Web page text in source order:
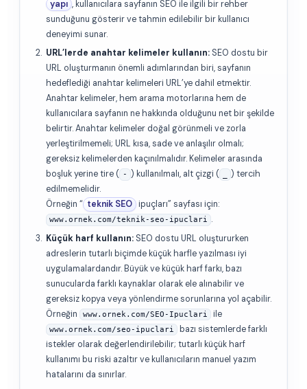
yapı , kullanıcılara sayfanın SEO ile ilgili bir rehber
sunduğunu gösterir ve tahmin edilebilir bir kullanıcı
deneyimi sunar.
URL’lerde anahtar kelimeler kullanın:SEO dostu bir
URL oluşturmanın önemli adımlarından biri, sayfanın
hedeflediği anahtar kelimeleri URL’ye dahil etmektir.
Anahtar kelimeler, hem arama motorlarına hem de
kullanıcılara sayfanın ne hakkında olduğunu net bir şekilde
belirtir. Anahtar kelimeler doğal görünmeli ve zorla
yerleştirilmemeli; URL kısa, sade ve anlaşılır olmalı;
gereksiz kelimelerden kaçınılmalıdır. Kelimeler arasında
boşluk yerine tire (
- ) kullanılmalı, alt çizgi (
) tercih
edilmemelidir.
Örneğin “ teknik SEO ipuçları” sayfası için:
www.ornek.com/teknik-seo-ipuclari .
Küçük harf kullanın:SEO dostu URL oluştururken
adreslerin tutarlı biçimde küçük harfle yazılması iyi
uygulamalardandır. Büyük ve küçük harf farkı, bazı
sunucularda farklı kaynaklar olarak ele alınabilir ve
gereksiz kopya veya yönlendirme sorunlarına yol açabilir.
Örneğin
www.ornek.com/SEO-Ipuclari ile
www.ornek.com/seo-ipuclari
bazı sistemlerde farklı
istekler olarak değerlendirilebilir; tutarlı küçük harf
kullanımı bu riski azaltır ve kullanıcıların manuel yazım
hatalarını da sınırlar.